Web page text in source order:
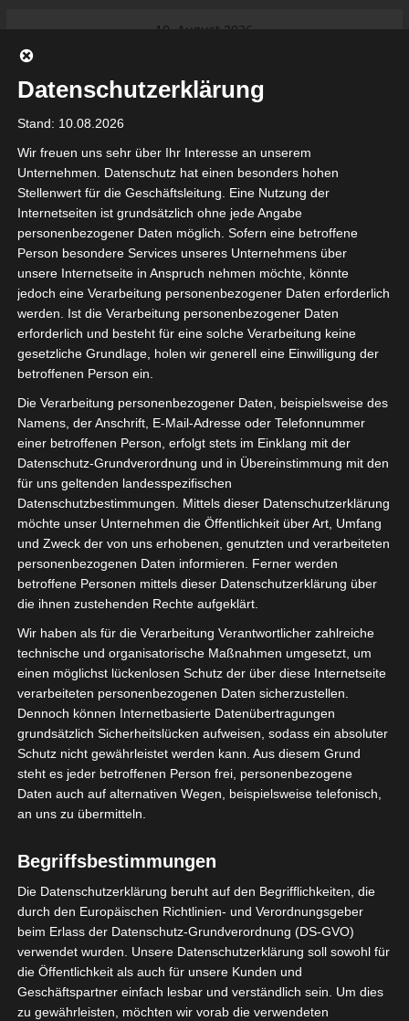
10. August 2026
beginnt am 22. und 23. August
2026 (Update)
Meisterschaft an
Ligue 1 Pro: Spielplan der ersten 15
Spieltage der Saison 2026/2027
Ligue 2 Pro Tunesien 2026/2027 –
Saison beginnt am am 19./20.
September 2026
Internationaler Sportgerichtshof
lehnt Eilverfahren ab – AS Soliman
steuert auf die Ligue 2 zu
tunesienfussball.de
Tunesien Ligafußball
Sie befinden sich hier:Startseite
Sportive de Métlaoui (ESM)
Étoile Sportive de
Métlaoui (ESM)
Stadt
Land
Gründung
1950
Stadion
Stade Municipal de
Métlaoui
Farben: rot und gelb
Datenschutzerklärung
Stand: 10.08.2026
Wir freuen uns sehr über Ihr Interesse an unserem
Unternehmen. Datenschutz hat einen besonders hohen
Stellenwert für die Geschäftsleitung. Eine Nutzung der
Internetseiten ist grundsätzlich ohne jede Angabe
personenbezogener Daten möglich. Sofern eine betroffene
Person besondere Services unseres Unternehmens über
unsere Internetseite in Anspruch nehmen möchte, könnte
jedoch eine Verarbeitung personenbezogener Daten erforderlich
werden. Ist die Verarbeitung personenbezogener Daten
erforderlich und besteht für eine solche Verarbeitung keine
gesetzliche Grundlage, holen wir generell eine Einwilligung der
betroffenen Person ein.
Die Verarbeitung personenbezogener Daten, beispielsweise des
Namens, der Anschrift, E-Mail-Adresse oder Telefonnummer
einer betroffenen Person, erfolgt stets im Einklang mit der
Datenschutz-Grundverordnung und in Übereinstimmung mit den
für uns geltenden landesspezifischen
Datenschutzbestimmungen. Mittels dieser Datenschutzerklärung
möchte unser Unternehmen die Öffentlichkeit über Art, Umfang
und Zweck der von uns erhobenen, genutzten und verarbeiteten
personenbezogenen Daten informieren. Ferner werden
betroffene Personen mittels dieser Datenschutzerklärung über
die ihnen zustehenden Rechte aufgeklärt.
Wir haben als für die Verarbeitung Verantwortlicher zahlreiche
technische und organisatorische Maßnahmen umgesetzt, um
einen möglichst lückenlosen Schutz der über diese Internetseite
verarbeiteten personenbezogenen Daten sicherzustellen.
Dennoch können Internetbasierte Datenübertragungen
grundsätzlich Sicherheitslücken aufweisen, sodass ein absoluter
Schutz nicht gewährleistet werden kann. Aus diesem Grund
steht es jeder betroffenen Person frei, personenbezogene
Daten auch auf alternativen Wegen, beispielsweise telefonisch,
an uns zu übermitteln.
Begriffsbestimmungen
Die Datenschutzerklärung beruht auf den Begrifflichkeiten, die
durch den Europäischen Richtlinien- und Verordnungsgeber
beim Erlass der Datenschutz-Grundverordnung (DS-GVO)
verwendet wurden. Unsere Datenschutzerklärung soll sowohl für
die Öffentlichkeit als auch für unsere Kunden und
Geschäftspartner einfach lesbar und verständlich sein. Um dies
zu gewährleisten, möchten wir vorab die verwendeten